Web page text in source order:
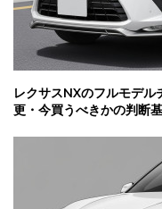
レクサスNXのフルモデ
更・今買うべきかの判断